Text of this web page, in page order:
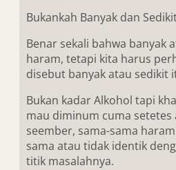
Bukankah Banyak dan
Benar sekali bahwa banyak
haram, tetapi kita harus
disebut banyak atau sedikit
Bukan kadar Alkohol tapi
mau diminum cuma
seember, sama-sama
sama atau tidak identik
titik masalahnya.